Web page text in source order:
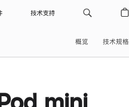
技术支持
概览 技术规格
mini